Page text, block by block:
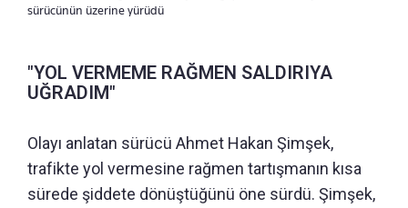
sürücünün üzerine yürüdü
"YOL VERMEME RAĞMEN SALDIRIYA
UĞRADIM"
Olayı anlatan sürücü Ahmet Hakan Şimşek,
trafikte yol vermesine rağmen tartışmanın kısa
sürede şiddete dönüştüğünü öne sürdü. Şimşek,